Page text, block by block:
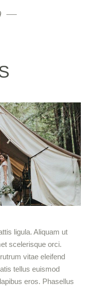
ligula. Aliquam ut
scelerisque orci.
vitae eleifend
tellus euismod
eros. Phasellus